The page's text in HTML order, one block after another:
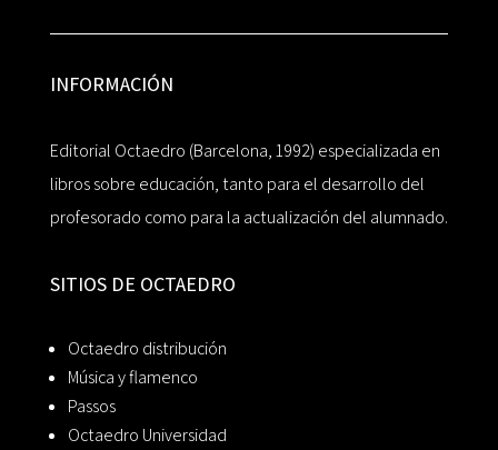
INFORMACIÓN
Editorial Octaedro (Barcelona, 1992) especializada en
libros sobre educación, tanto para el desarrollo del
profesorado como para la actualización del alumnado.
SITIOS DE OCTAEDRO
Octaedro distribución
Música y flamenco
Passos
Octaedro Universidad